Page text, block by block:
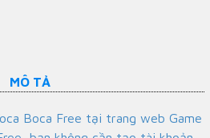
MÔ TẢ
Boca Free tại trang web Game